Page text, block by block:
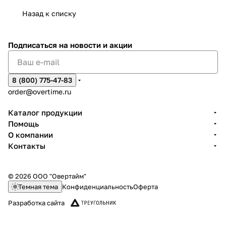
Назад к списку
Подписаться на новости и акции
8 (800) 775-47-83
order@overtime.ru
Каталог продукции
Помощь
О компании
Контакты
© 2026 ООО "Овертайм"
Темная тема КонфиденциальностьОферта
Разработка сайта